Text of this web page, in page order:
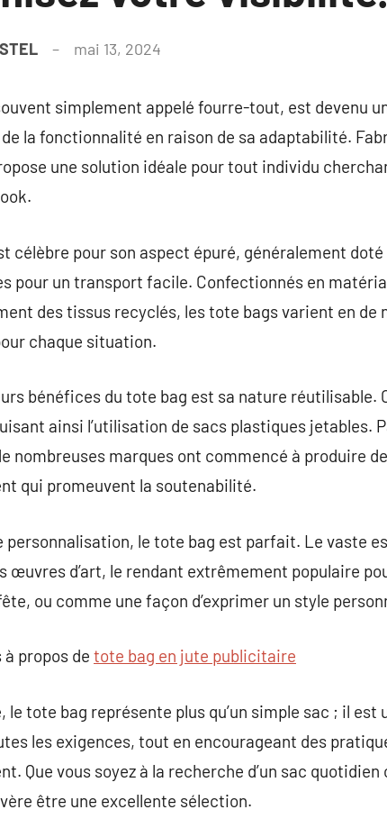
mai 13, 2024
simplement appelé fourre-tout, est devenu
la fonctionnalité en raison de sa adaptabilité.
une solution idéale pour tout individu
célèbre pour son aspect épuré, généralement
pour un transport facile. Confectionnés en
des tissus recyclés, les tote bags varient en de
chaque situation.
bénéfices du tote bag est sa nature réutilisable.
ainsi l’utilisation de sacs plastiques jetables.
nombreuses marques ont commencé à produire
qui promeuvent la soutenabilité.
personnalisation, le tote bag est parfait. Le vaste
œuvres d’art, le rendant extrêmement populaire
ou comme une façon d’exprimer un style
propos de tote bag en jute publicitaire
le tote bag représente plus qu’un simple sac ; il est
les exigences, tout en encourageant des
Que vous soyez à la recherche d’un sac
être une excellente sélection.